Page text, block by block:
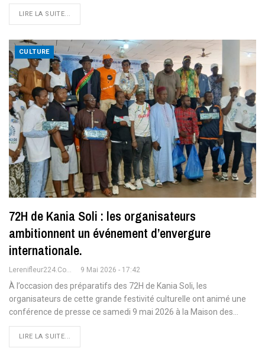
LIRE LA SUITE...
CULTURE
72H de Kania Soli : les organisateurs
ambitionnent un événement d’envergure
internationale.
Lerenifleur224.com 9 Mai 2026 - 17:42
À l’occasion des préparatifs des 72H de Kania Soli, les
organisateurs de cette grande festivité culturelle ont animé une
conférence de presse ce samedi 9 mai 2026 à la Maison des
LIRE LA SUITE...